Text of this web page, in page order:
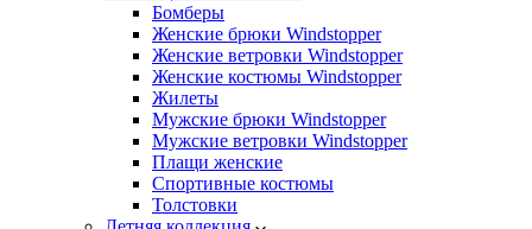
Бомберы
Женские брюки Windstopper
Женские ветровки Windstopper
Женские костюмы Windstopper
Жилеты
Мужские брюки Windstopper
Мужские ветровки Windstopper
Плащи женские
Спортивные костюмы
Толстовки